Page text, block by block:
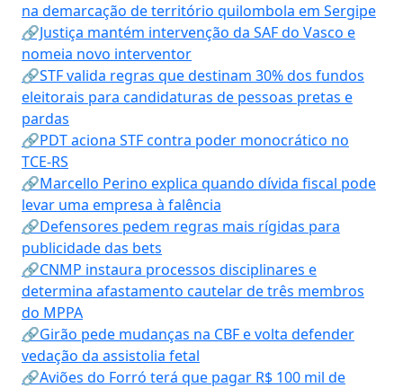
na demarcação de território quilombola em Sergipe
🔗Justiça mantém intervenção da SAF do Vasco e
nomeia novo interventor
🔗STF valida regras que destinam 30% dos fundos
eleitorais para candidaturas de pessoas pretas e
pardas
🔗PDT aciona STF contra poder monocrático no
TCE-RS
🔗Marcello Perino explica quando dívida fiscal pode
levar uma empresa à falência
🔗Defensores pedem regras mais rígidas para
publicidade das bets
🔗CNMP instaura processos disciplinares e
determina afastamento cautelar de três membros
do MPPA
🔗Girão pede mudanças na CBF e volta defender
vedação da assistolia fetal
🔗Aviões do Forró terá que pagar R$ 100 mil de